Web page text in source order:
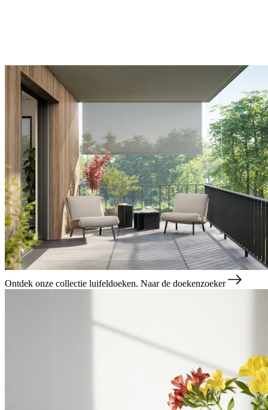
Ontdek onze collectie luifeldoeken. Naar de doekenzoeker